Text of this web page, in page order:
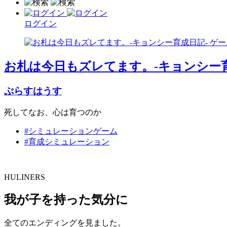
ログイン
お札は今日もズレてます。-キョンシー
ぷらすはうす
死してなお、心は育つのか
#シミュレーションゲーム
#育成シミュレーション
HULINERS
我が子を持った気分に
全てのエンディングを見ました。